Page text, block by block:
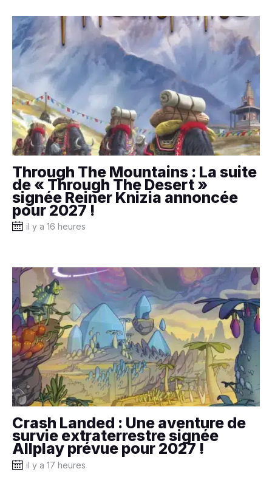
Through The Mountains : La suite
de « Through The Desert »
signée Reiner Knizia annoncée
pour 2027 !
il y a 16 heures
Crash Landed : Une aventure de
survie extraterrestre signée
Allplay prévue pour 2027 !
il y a 17 heures